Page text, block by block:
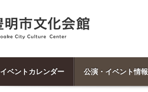
イベントカレンダー 公演・イベント情報